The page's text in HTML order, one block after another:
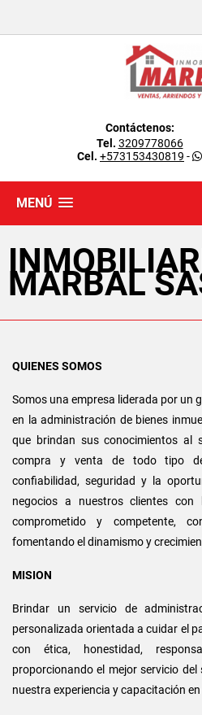
Contáctenos:
Tel. 3209778066
Cel. +573153430819 -
MENÚ
MARBAL
QUIENES SOMOS
Somos una empresa liderada por un
en la administración de bienes
que brindan sus conocimientos al
compra y venta de todo tipo
confiabilidad, seguridad y la
negocios a nuestros clientes
comprometido y competente,
fomentando el dinamismo y
MISION
Brindar un servicio de
personalizada orientada a cuidar el
con ética, honestidad,
proporcionando el mejor servicio
nuestra experiencia y capacitación en